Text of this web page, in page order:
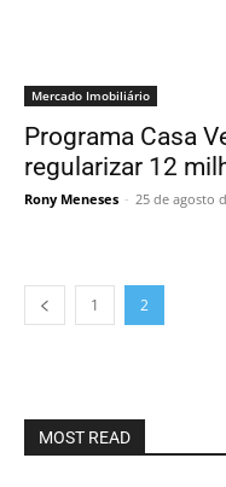
Mercado Imobiliário
Programa Casa
regularizar 12
Rony Meneses - 25 de agosto
1 2
MOST READ